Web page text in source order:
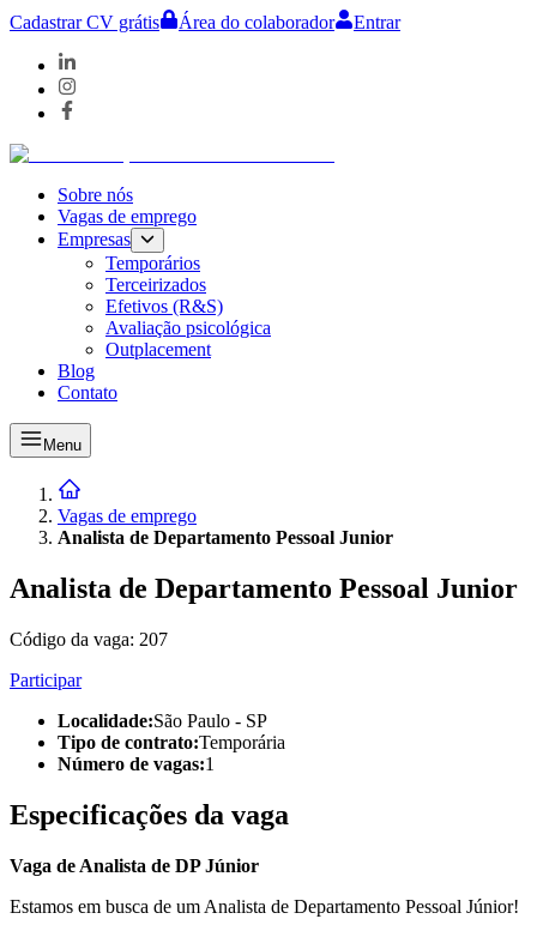
Cadastrar CV grátis Área do colaborador Entrar
Sobre nós
Vagas de emprego
Empresas
Temporários
Terceirizados
Efetivos (R&S)
Avaliação psicológica
Outplacement
Blog
Contato
Menu
Vagas de emprego
Analista de Departamento Pessoal Junior
Analista de Departamento Pessoal Junior
Código da vaga: 207
Participar
Localidade:São Paulo - SP
Tipo de contrato:Temporária
Número de vagas:1
Especificações da vaga
Vaga de Analista de DP Júnior
Estamos em busca de um Analista de Departamento Pessoal Júnior!